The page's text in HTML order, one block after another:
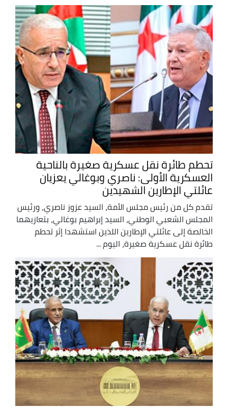
تحطم طائرة نقل عسكرية صغيرة بالناحية
العسكرية الأولى: ناصري وبوغالي يعزيان
عائلتي الإطارين الشهيدين
تقدم كل من رئيس مجلس الأمة، السيد عزوز ناصري، ورئيس
المجلس الشعبي الوطني، السيد إبراهيم بوغالي، بتعازيهما
الخالصة إلى عائلتي الإطارين اللذين استشهدا إثر تحطم
طائرة نقل عسكرية صغيرة، اليوم ...